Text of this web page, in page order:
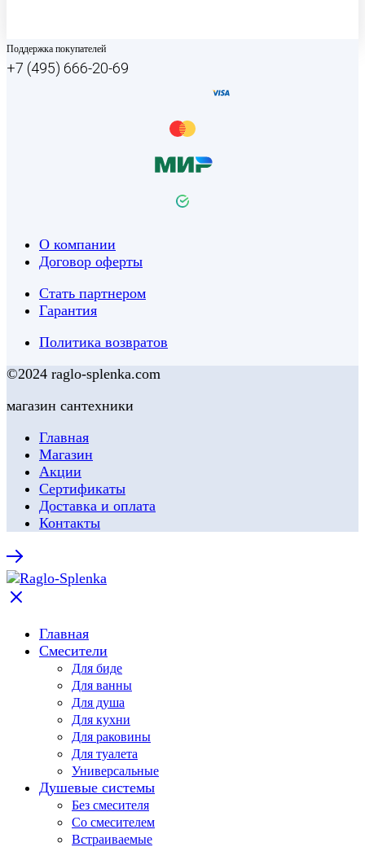
Поддержка покупателей
+7 (495) 666-20-69
О компании
Договор оферты
Стать партнером
Гарантия
Политика возвратов
©2024 raglo-splenka.com
магазин сантехники
Главная
Магазин
Акции
Сертификаты
Доставка и оплата
Контакты
Главная
Смесители
Для биде
Для ванны
Для душа
Для кухни
Для раковины
Для туалета
Универсальные
Душевые системы
Без смесителя
Со смесителем
Встраиваемые